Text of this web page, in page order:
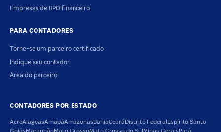
Empresas de BPO financeiro
PARA CONTADORES
Torne-se um parceiro certificado
Indique seu contador
Área do parceiro
CONTADORES POR ESTADO
AcreAlagoasAmapáAmazonas BahiaCeará Distrito Federal Espírito Santo